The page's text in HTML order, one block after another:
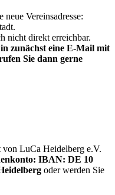
Vereinsadresse:
nicht direkt erreichbar.
zunächst eine E-Mail mit
Sie dann gerne
LuCa Heidelberg e.V.
IBAN: DE 10
oder werden Sie